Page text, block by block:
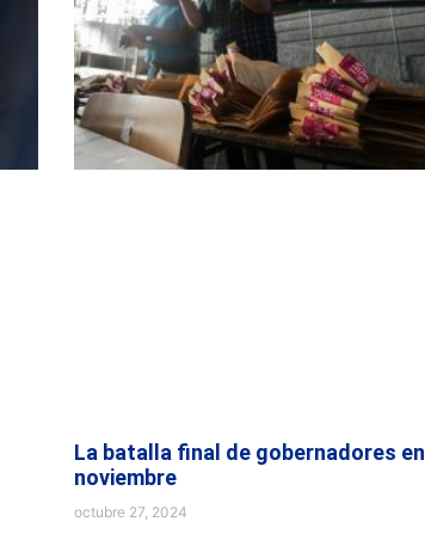
La batalla final de gobernadores en
noviembre
octubre 27, 2024